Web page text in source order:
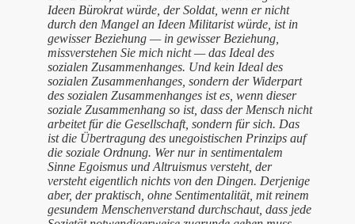
Ideen Bürokrat würde, der Soldat, wenn er nicht
durch den Mangel an Ideen Militarist würde, ist in
gewisser Beziehung — in gewisser Beziehung,
missverstehen Sie mich nicht — das Ideal des
sozialen Zusammenhanges. Und kein Ideal des
sozialen Zusammenhanges, sondern der Widerpart
des sozialen Zusammenhanges ist es, wenn dieser
soziale Zusammenhang so ist, dass der Mensch nicht
arbeitet für die Gesellschaft, sondern für sich. Das
ist die Übertragung des unegoistischen Prinzips auf
die soziale Ordnung. Wer nur in sentimentalem
Sinne Egoismus und Altruismus versteht, der
versteht eigentlich nichts von den Dingen. Derjenige
aber, der praktisch, ohne Sentimentalität, mit reinem
gesundem Menschenverstand durchschaut, dass jede